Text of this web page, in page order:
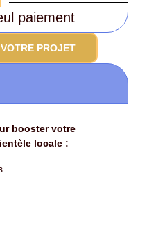
paiement
PROJET
booster votre
locale :